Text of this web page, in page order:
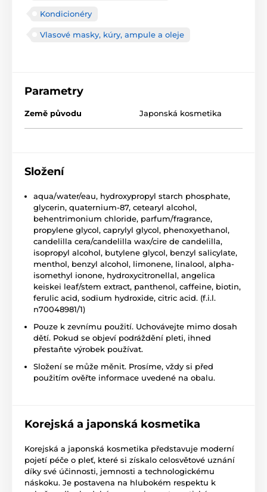
Kondicionéry
Vlasové masky, kúry, ampule a oleje
Parametry
Země původu Japonská kosmetika
Složení
aqua/water/eau, hydroxypropyl starch phosphate,
glycerin, quaternium-87, cetearyl alcohol,
behentrimonium chloride, parfum/fragrance,
propylene glycol, caprylyl glycol, phenoxyethanol,
candelilla cera/candelilla wax/cire de candelilla,
isopropyl alcohol, butylene glycol, benzyl salicylate,
menthol, benzyl alcohol, limonene, linalool, alpha-
isomethyl ionone, hydroxycitronellal, angelica
keiskei leaf/stem extract, panthenol, caffeine, biotin,
ferulic acid, sodium hydroxide, citric acid. (f.i.l.
n70048981/1)
Pouze k zevnímu použití. Uchovávejte mimo dosah
dětí. Pokud se objeví podráždění pleti, ihned
přestaňte výrobek používat.
Složení se může měnit. Prosíme, vždy si před
použitím ověřte informace uvedené na obalu.
Korejská a japonská kosmetika
Korejská a japonská kosmetika představuje moderní
pojetí péče o pleť, které si získalo celosvětové uznání
díky své účinnosti, jemnosti a technologickému
náskoku. Je postavena na hlubokém respektu k